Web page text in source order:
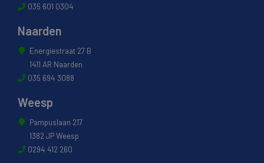
035 601 0304
Naarden
Energiestraat 27 B
1411 AR Naarden
035 694 3088
Weesp
Pampuslaan 217
1382 JP Weesp
0294 412 260